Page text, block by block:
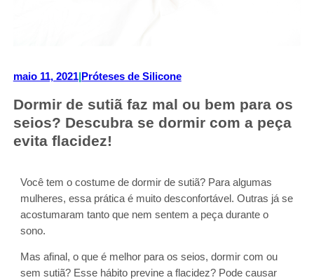
maio 11, 2021| Próteses de Silicone
Dormir de sutiã faz mal ou bem para os
seios? Descubra se dormir com a peça
evita flacidez!
Você tem o costume de dormir de sutiã? Para algumas
mulheres, essa prática é muito desconfortável. Outras já se
acostumaram tanto que nem sentem a peça durante o
sono.
Mas afinal, o que é melhor para os seios, dormir com ou
sem sutiã? Esse hábito previne a flacidez? Pode causar